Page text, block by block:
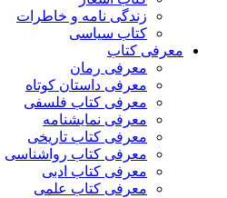
زندگی نامه و خاطرات
کتاب سیاسی
معرفی کتاب
معرفی رمان
معرفی داستان کوتاه
معرفی کتاب فلسفی
معرفی نمایشنامه
معرفی کتاب تاریخی
معرفی کتاب رواشناسی
معرفی کتاب ادبی
معرفی کتاب علمی